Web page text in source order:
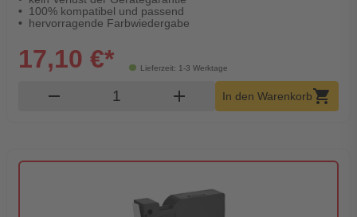
100% kompatibel und passend
hervorragende Farbwiedergabe
Lieferzeit: 1-3 Werktage
17,10 €*
remove Produkt Warenkorb Menge
add In den Warenkorbshopping_cart